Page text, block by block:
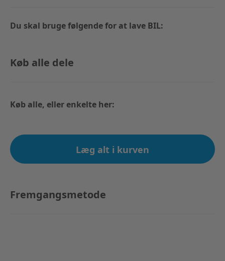
Du skal bruge følgende for at lave BIL:
Køb alle dele
Køb alle, eller enkelte her:
Læg alt i kurven
Fremgangsmetode